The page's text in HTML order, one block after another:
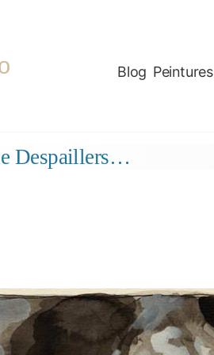
Blog Peintures
Despaillers…